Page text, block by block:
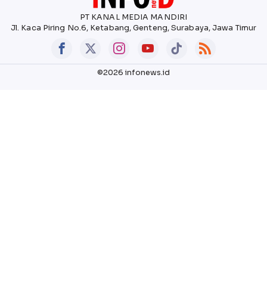
PT KANAL MEDIA MANDIRI
Jl. Kaca Piring No.6, Ketabang, Genteng, Surabaya, Jawa Timur
©2026 infonews.id